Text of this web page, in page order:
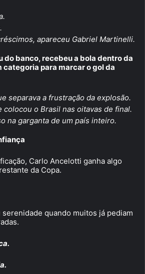
apareceu Gabriel Martinelli.
do banco, recebeu a bola dentro da
categoria para marcar o gol da
separava a frustração da explosão.
colocou o Brasil nas oitavas de final.
na garganta de um país inteiro.
Carlo Ancelotti ganha algo
da Copa.
quando muitos já pediam